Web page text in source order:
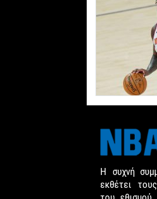
Η συχνή
εκθέτει